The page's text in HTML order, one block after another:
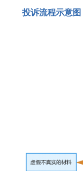
投诉流程示意图